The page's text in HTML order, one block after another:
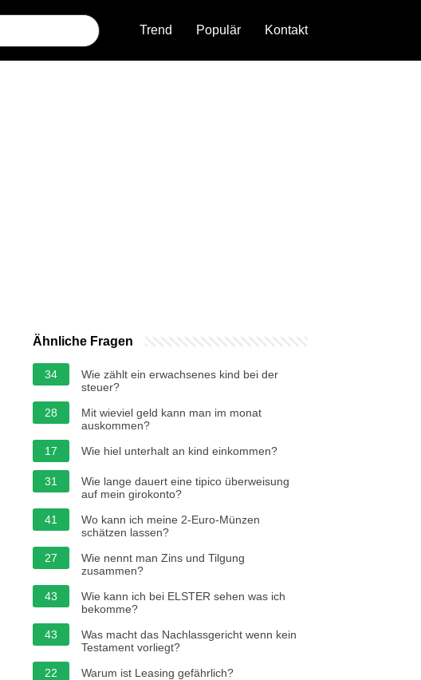
Trend Populär Kontakt
Ähnliche Fragen
34
Wie zählt ein erwachsenes kind bei der
steuer?
28
Mit wieviel geld kann man im monat
auskommen?
17
Wie hiel unterhalt an kind einkommen?
31
Wie lange dauert eine tipico überweisung
auf mein girokonto?
41
Wo kann ich meine 2-Euro-Münzen
schätzen lassen?
27
Wie nennt man Zins und Tilgung
zusammen?
43
Wie kann ich bei ELSTER sehen was ich
bekomme?
43
Was macht das Nachlassgericht wenn kein
Testament vorliegt?
22
Warum ist Leasing gefährlich?